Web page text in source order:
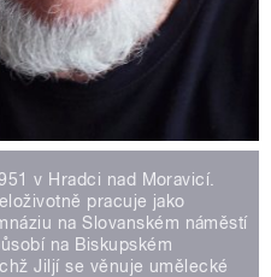
v Hradci nad Moravicí.
pracuje jako
na Slovanském náměstí
na Biskupském
Jiljí se věnuje umělecké